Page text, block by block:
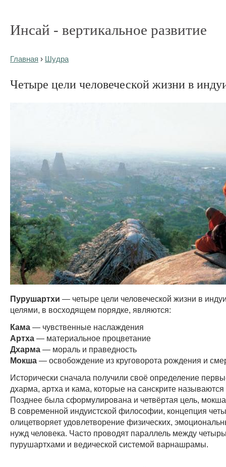
Инсай - вертикальное развитие
Главная › Шудра
Четыре цели человеческой жизни в
Пурушартхи — четыре цели человеческой жизни в
целями, в восходящем порядке, являются:
Кама — чувственные наслаждения
Артха — материальное процветание
Дхарма — мораль и праведность
Мокша — освобождение из круговорота рождения и
Исторически сначала получили своё определение
дхарма, артха и кама, которые на санскрите называются
Позднее была сформулирована и четвёртая цель, мокша
В современной индуистской философии, концепция
олицетворяет удовлетворение физических,
нужд человека. Часто проводят параллель между
пурушартхами и ведической системой варнашрамы.